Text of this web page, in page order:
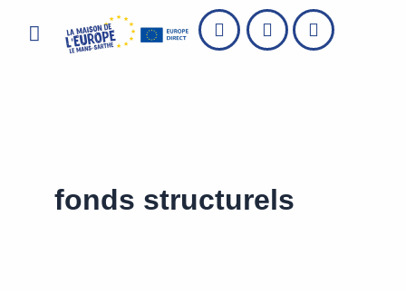
Menu
fonds structurels